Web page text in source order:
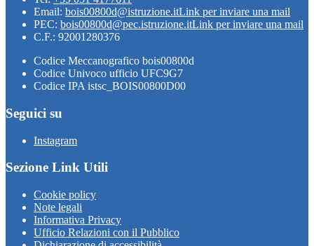
Email: bois00800d@istruzione.itLink per inviare una mail
PEC: bois00800d@pec.istruzione.itLink per inviare una mail
C.F.: 92001280376
Codice Meccanografico bois00800d
Codice Univoco ufficio UFC9G7
Codice IPA istsc_BOIS00800D00
Seguici su
Instagram
Sezione Link Utili
Cookie policy
Note legali
Informativa Privacy
Ufficio Relazioni con il Pubblico